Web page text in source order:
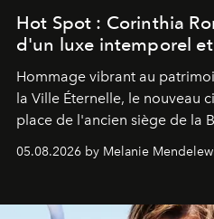
Hot Spot : Corinthia
d'un luxe intemporel
Hommage vibrant au
la Ville Éternelle, le nouveau
place de l'ancien siège de la
de vivre Romain dans toute
05.08.2026 by Melanie